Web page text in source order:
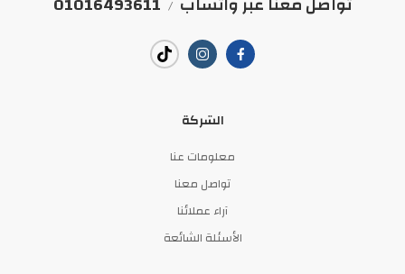
/
الشركة
معلومات عنا
تواصل معنا
آراء عملائنا
الأسئلة الشائعة